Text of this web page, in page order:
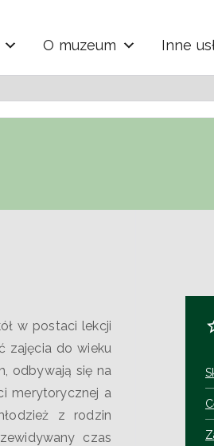
O muzeum Inne
w postaci lekcji
zajęcia do wieku
odbywają się na
merytorycznej a
z rodzin
czas